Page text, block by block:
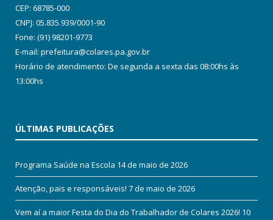
CEP: 68785-000
CNPJ: 05.835.939/0001-90
Fone: (91) 98201-9773
E-mail: prefeitura@colares.pa.gov.br
Horário de atendimento: De segunda a sexta das 08:00hs às
13:00hs
ÚLTIMAS PUBLICAÇÕES
Programa Saúde na Escola 14 de maio de 2026
Atenção, pais e responsáveis! 7 de maio de 2026
Vem aí a maior Festa do Dia do Trabalhador de Colares 2026! 10